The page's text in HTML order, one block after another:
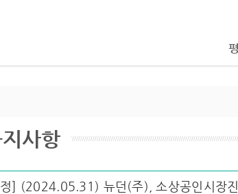
사항
] (2024.05.31) 뉴던(주), 소상공인시장